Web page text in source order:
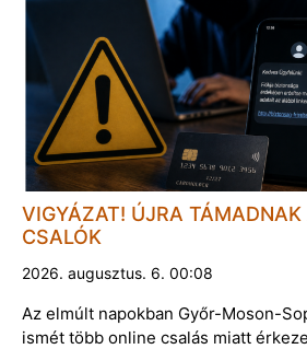
VIGYÁZAT! ÚJRA TÁMADNAK
CSALÓK
2026. augusztus. 6. 00:08
Az elmúlt napokban Győr-Moson-
ismét több online csalás miatt